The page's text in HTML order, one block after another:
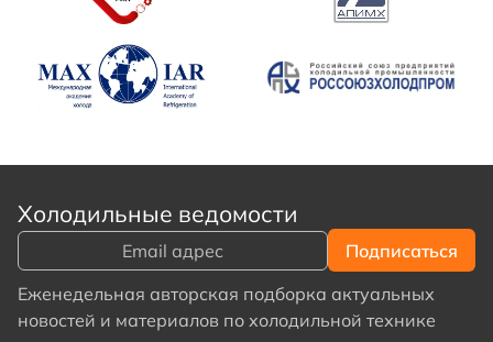
Холодильные ведомости
Еженедельная авторская подборка актуальных
новостей и материалов по холодильной технике